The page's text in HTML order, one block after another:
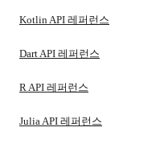
Kotlin API 레퍼런스
Dart API 레퍼런스
R API 레퍼런스
Julia API 레퍼런스